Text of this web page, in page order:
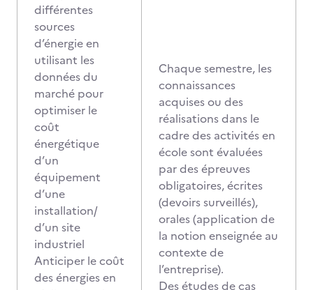
différentes
sources
d’énergie en
utilisant les
données du
marché pour
optimiser le
coût
énergétique
d’un
équipement
d’une
installation/
d’un site
industriel
Anticiper le coût
des énergies en
​​​​​​Chaque semestre, les
connaissances
acquises ou des
réalisations dans le
cadre des activités en
école sont évaluées
par des épreuves
obligatoires, écrites
(devoirs surveillés),
orales (application de
la notion enseignée au
contexte de
l’entreprise).
Des études de cas